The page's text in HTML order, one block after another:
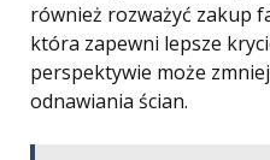
również rozważyć zakup
która zapewni lepsze
perspektywie może
odnawiania ścian.